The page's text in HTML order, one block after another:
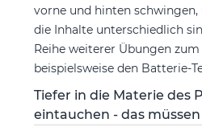
vorne und hinten schwingen,
die Inhalte unterschiedlich
Reihe weiterer Übungen
beispielsweise den Batterie-
Tiefer in die Materie des
eintauchen - das müssen